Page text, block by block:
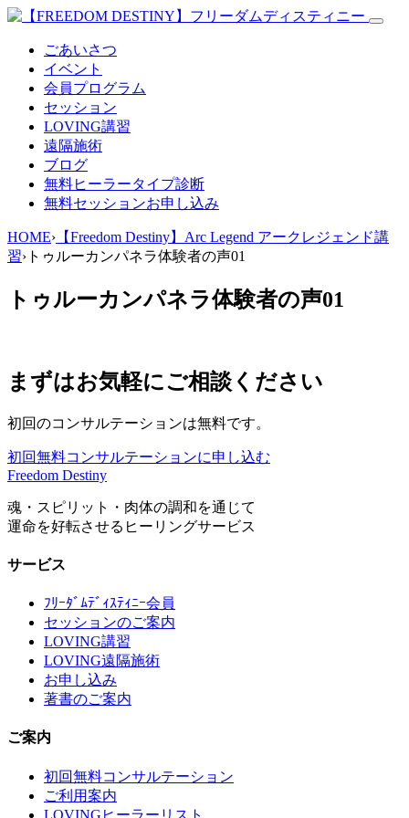
ごあいさつ
イベント
会員プログラム
セッション
LOVING講習
遠隔施術
ブログ
無料ヒーラータイプ診断
無料セッションお申し込み
HOME› 【Freedom Destiny】Arc Legend アークレジェンド講
習› トゥルーカンパネラ体験者の声01
トゥルーカンパネラ体験者の声01
まずはお気軽にご相談ください
初回のコンサルテーションは無料です。
初回無料コンサルテーションに申し込む
Freedom Destiny
魂・スピリット・肉体の調和を通じて
運命を好転させるヒーリングサービス
サービス
ﾌﾘｰﾀﾞﾑﾃﾞｨｽﾃｨﾆｰ会員
セッションのご案内
LOVING講習
LOVING遠隔施術
お申し込み
著書のご案内
ご案内
初回無料コンサルテーション
ご利用案内
LOVINGヒーラーリスト